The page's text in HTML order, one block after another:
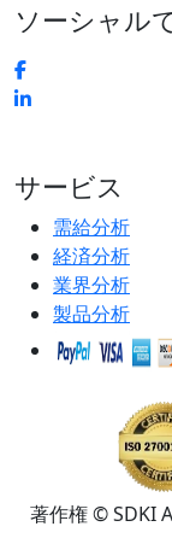
ソーシャル
サービス
需給分析
経済分析
業界分析
製品分析
著作権 © SDKI